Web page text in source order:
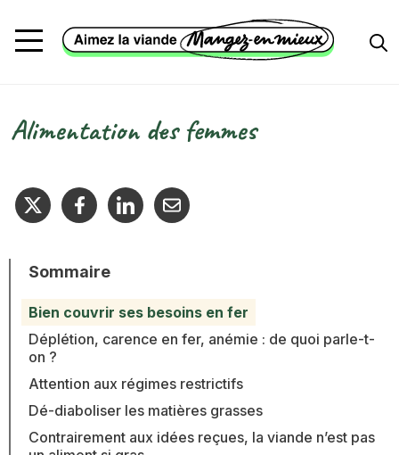
Fil d'Ariane
Alimentation des femmes
Sommaire
Bien couvrir ses besoins en fer
Déplétion, carence en fer, anémie : de quoi parle-t-
on ?
Attention aux régimes restrictifs
Dé-diaboliser les matières grasses
Contrairement aux idées reçues, la viande n’est pas